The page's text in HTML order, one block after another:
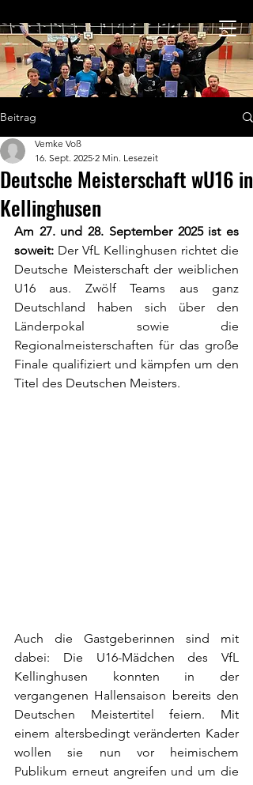
Beitrag
Deutsche Meisterschaft wU16 in
Kellinghusen
Vemke Voß
16. Sept. 2025 2 Min. Lesezeit
Am 27. und 28. September 2025 ist es
soweit: Der VfL Kellinghusen richtet die
Deutsche Meisterschaft der weiblichen
U16 aus. Zwölf Teams aus ganz
Deutschland haben sich über den
Länderpokal sowie die
Regionalmeisterschaften für das große
Finale qualifiziert und kämpfen um den
Titel des Deutschen Meisters.
Auch die Gastgeberinnen sind mit
dabei: Die U16-Mädchen des VfL
Kellinghusen konnten in der
vergangenen Hallensaison bereits den
Deutschen Meistertitel feiern. Mit
einem altersbedingt veränderten Kader
wollen sie nun vor heimischem
Publikum erneut angreifen und um die